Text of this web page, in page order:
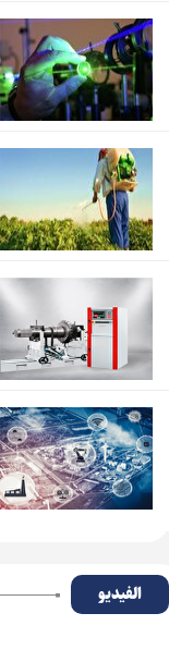
الفیدیو